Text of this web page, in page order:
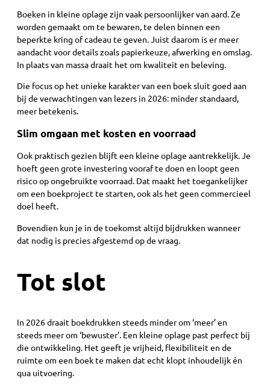
Boeken in kleine oplage zijn vaak persoonlijker van aard. Ze
worden gemaakt om te bewaren, te delen binnen een
beperkte kring of cadeau te geven. Juist daarom is er meer
aandacht voor details zoals papierkeuze, afwerking en omslag.
In plaats van massa draait het om kwaliteit en beleving.
Die focus op het unieke karakter van een boek sluit goed aan
bij de verwachtingen van lezers in 2026: minder standaard,
meer betekenis.
Slim omgaan met kosten en voorraad
Ook praktisch gezien blijft een kleine oplage aantrekkelijk. Je
hoeft geen grote investering vooraf te doen en loopt geen
risico op ongebruikte voorraad. Dat maakt het toegankelijker
om een boekproject te starten, ook als het geen commercieel
doel heeft.
Bovendien kun je in de toekomst altijd bijdrukken wanneer
dat nodig is precies afgestemd op de vraag.
Tot slot
In 2026 draait boekdrukken steeds minder om ‘meer’ en
steeds meer om ‘bewuster’. Een kleine oplage past perfect bij
die ontwikkeling. Het geeft je vrijheid, flexibiliteit en de
ruimte om een boek te maken dat echt klopt inhoudelijk én
qua uitvoering.